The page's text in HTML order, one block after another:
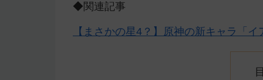
◆関連記事
【まさかの星4？】原神の新キャラ「